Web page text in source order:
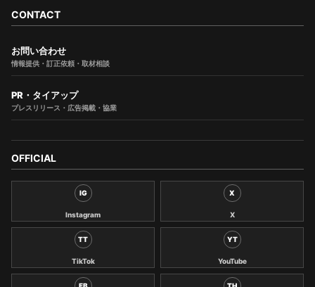
CONTACT
お問い合わせ
情報提供・訂正依頼・取材相談
PR・タイアップ
プレスリリース・広告掲載・協業
OFFICIAL
IG
Instagram
X
X
TT
TikTok
YT
YouTube